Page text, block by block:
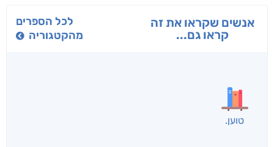
בפנוכו
חני שאטן
תרדמת
א. פ.
אנשים שקראו את זה